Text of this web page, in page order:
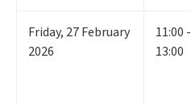
Friday, 27February
2026
11:00 -
13:00